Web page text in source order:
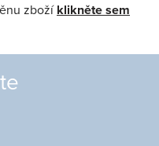
zbožíklikněte sem